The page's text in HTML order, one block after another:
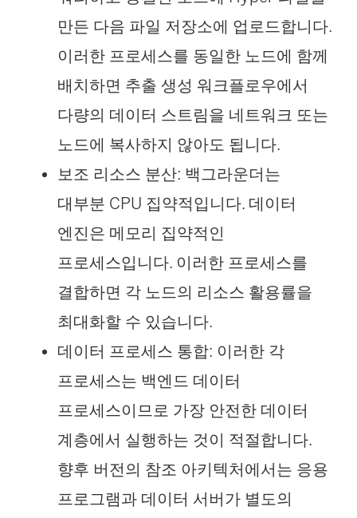
만든 다음 파일 저장소에 업로드합니다.
이러한 프로세스를 동일한 노드에 함께
배치하면 추출 생성 워크플로우에서
다량의 데이터 스트림을 네트워크 또는
노드에 복사하지 않아도 됩니다.
보조 리소스 분산: 백그라운더는
대부분 CPU 집약적입니다. 데이터
엔진은 메모리 집약적인
프로세스입니다. 이러한 프로세스를
결합하면 각 노드의 리소스 활용률을
최대화할 수 있습니다.
데이터 프로세스 통합: 이러한 각
프로세스는 백엔드 데이터
프로세스이므로 가장 안전한 데이터
계층에서 실행하는 것이 적절합니다.
향후 버전의 참조 아키텍처에서는 응용
프로그램과 데이터 서버가 별도의